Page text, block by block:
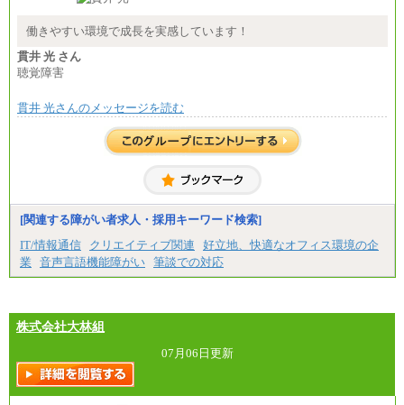
※詳細はJTBキャリアサイトよりご確認ください。
総合職 月給220,000～230,000円＋地域間調整給
整給
※詳細はJTBキャリアサイトよりご確認ください。
■(株)JTBコミュニケーションデザイン
総合職 月給230,000円
みなし残業手当：20,000円（一律支給）※みなし
残業手当の残業時間は10.43時間。
間に応じて、時間外手当等を支給。
エリアサポート職 月給188,000円
訪日事業職 月給202,000～227,000円＋地域間調整
給
※詳細はJTBキャリアサイトよりご確認ください。
働きやすい環境で成長を実感しています！
貫井 光 さん
聴覚障害
貫井 光さんのメッセージを読む
[関連する障がい者求人・採用キーワード検索]
IT/情報通信
クリエイティブ関連
好立地、快適なオフィス環境の企
業
音声言語機能障がい 筆談での対応
株式会社大林組
07月06日更新